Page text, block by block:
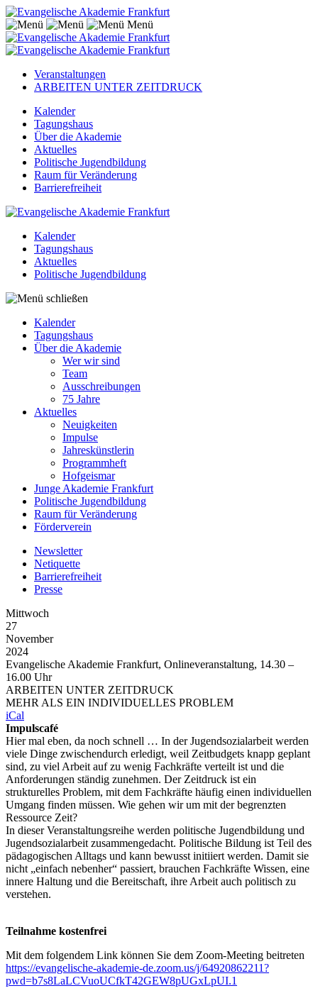
Menü
Veranstaltungen
ARBEITEN UNTER ZEITDRUCK
Kalender
Tagungshaus
Über die Akademie
Aktuelles
Politische Jugendbildung
Raum für Veränderung
Barrierefreiheit
Kalender
Tagungshaus
Aktuelles
Politische Jugendbildung
Kalender
Tagungshaus
Über die Akademie
Wer wir sind
Team
Ausschreibungen
75 Jahre
Aktuelles
Neuigkeiten
Impulse
Jahreskünstlerin
Programmheft
Hofgeismar
Junge Akademie Frankfurt
Politische Jugendbildung
Raum für Veränderung
Förderverein
Newsletter
Netiquette
Barrierefreiheit
Presse
Mittwoch
27
November
2024
Evangelische Akademie Frankfurt, Onlineveranstaltung, 14.30 –
16.00 Uhr
ARBEITEN UNTER ZEITDRUCK
MEHR ALS EIN INDIVIDUELLES PROBLEM
iCal
Impulscafé
Hier mal eben, da noch schnell … In der Jugendsozialarbeit werden
viele Dinge zwischendurch erledigt, weil Zeitbudgets knapp geplant
sind, zu viel Arbeit auf zu wenig Fachkräfte verteilt ist und die
Anforderungen ständig zunehmen. Der Zeitdruck ist ein
strukturelles Problem, mit dem Fachkräfte häufig einen individuellen
Umgang finden müssen. Wie gehen wir um mit der begrenzten
Ressource Zeit?
In dieser Veranstaltungsreihe werden politische Jugendbildung und
Jugendsozialarbeit zusammengedacht. Politische Bildung ist Teil des
pädagogischen Alltags und kann bewusst initiiert werden. Damit sie
nicht „einfach nebenher“ passiert, brauchen Fachkräfte Wissen, eine
innere Haltung und die Bereitschaft, ihre Arbeit auch politisch zu
verstehen.
Teilnahme kostenfrei
Mit dem folgendem Link können Sie dem Zoom-Meeting beitreten
https://evangelische-akademie-de.zoom.us/j/64920862211?
pwd=b7s8LaLCVuoUCfkT42GEW8pUGxLpUI.1